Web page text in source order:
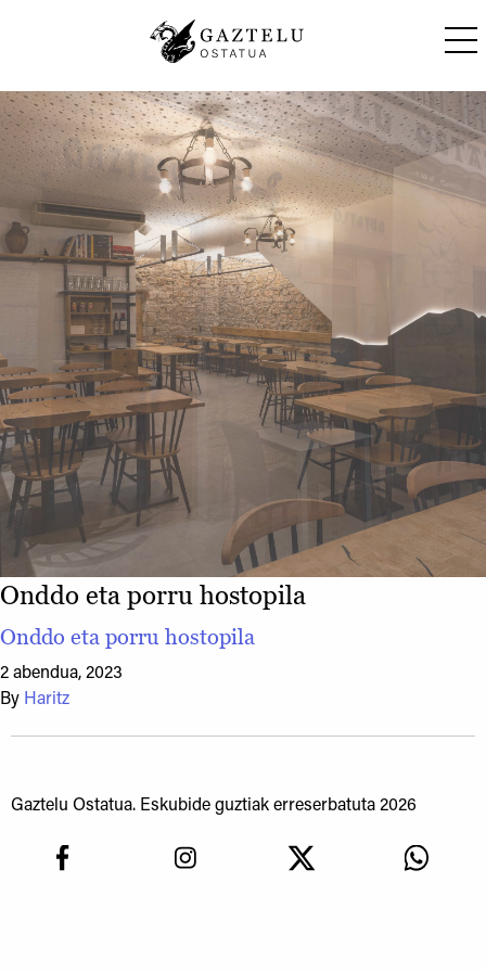
Onddo eta porru hostopila
Onddo eta porru hostopila
2 abendua, 2023
By Haritz
Gaztelu Ostatua. Eskubide guztiak erreserbatuta 2026